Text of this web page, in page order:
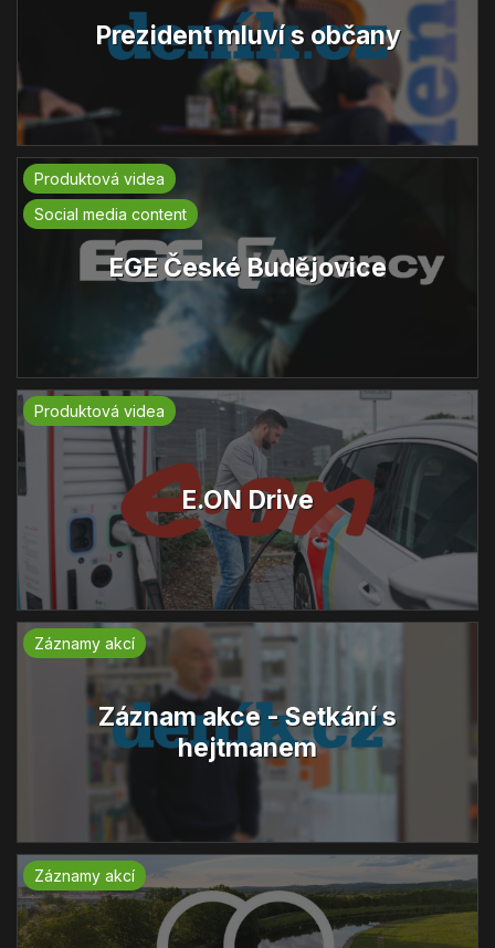
Prezident mluví s občany
Produktová videa
Social media content
EGE České Budějovice
Produktová videa
E.ON Drive
Záznamy akcí
Záznam akce - Setkání s
hejtmanem
Záznamy akcí